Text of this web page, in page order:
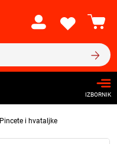
IZBORNIK
Pincete i hvataljke